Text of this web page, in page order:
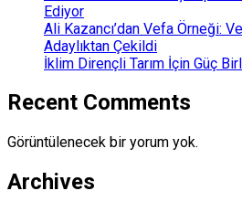
Ediyor
Ali Kazancı’dan Vefa Örneği:
Adaylıktan Çekildi
İklim Dirençli Tarım İçin Güç
Recent Comments
Görüntülenecek bir yorum yok.
Archives